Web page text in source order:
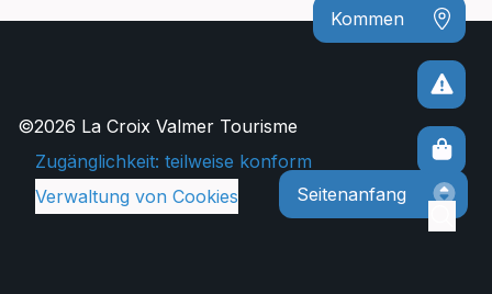
Kommen
©2026 La Croix Valmer Tourisme
Zugänglichkeit: teilweise konform
Verwaltung von Cookies
Seitenanfang